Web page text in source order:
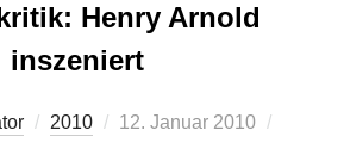
Henry Arnold
inszeniert
2010
Veröffentlicht
12. Januar 2010